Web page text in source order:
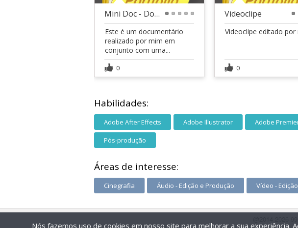
Mini Doc - Dona Farina
Este é um documentário
realizado por mim em
conjunto com uma...
0
Videoclipe
Videoclipe editado por
0
Habilidades:
Adobe After Effects Adobe Illustrator Adobe
Pós-produção
Áreas de interesse:
Cinegrafia Áudio - Edição e Produção Vídeo -
Nós fazemos uso de cookies em nosso site para melhorar a sua experiência.